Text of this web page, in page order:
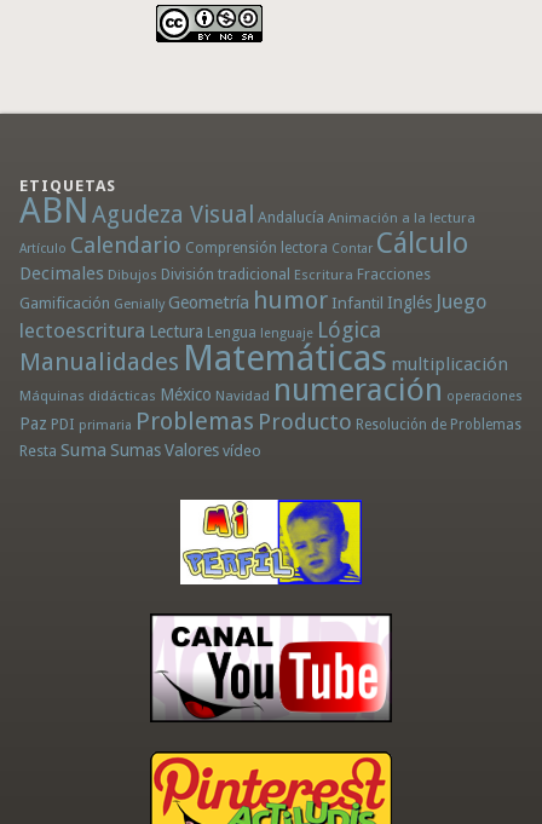
ETIQUETAS
ABN Agudeza Visual Andalucía Animación a la lectura
Artículo Calendario Comprensión lectora Contar Cálculo
Decimales Dibujos División tradicional Escritura Fracciones
Gamificación Genially Geometría humor Infantil Inglés Juego
lectoescritura Lectura Lengua lenguaje Lógica
Manualidades Matemáticas multiplicación
Máquinas didácticas México Navidad numeración operaciones
Paz PDI primaria Problemas Producto Resolución de Problemas
Resta Suma Sumas Valores vídeo